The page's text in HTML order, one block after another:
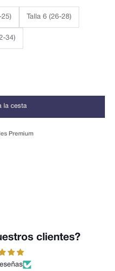
25) Talla 6 (26-28)
34)
la cesta
Premium
clientes?